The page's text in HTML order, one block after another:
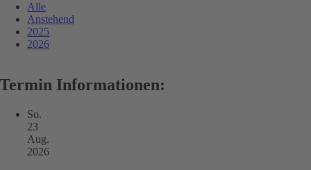
Alle
Anstehend
2025
2026
Termin Informationen:
So.
23
Aug.
2026